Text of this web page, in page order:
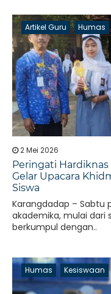
Artikel Guru Humas
2 Mei 2026
Peringati Hardiknas
Gelar Upacara
Siswa
Karangdadap – Sabtu
akademika, mulai dari
berkumpul dengan..
Humas Kesiswaan